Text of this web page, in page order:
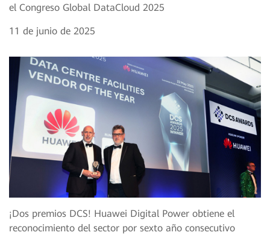
el Congreso Global DataCloud 2025
11 de junio de 2025
¡Dos premios DCS! Huawei Digital Power obtiene el
reconocimiento del sector por sexto año consecutivo